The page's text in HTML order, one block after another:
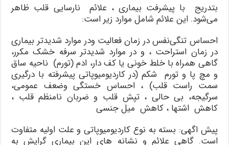
بتدریج با پیشرفت بیماری ، علائم نارسایی قلب ظاهر
می‌شود. این علائم شامل موارد زیر است:
احساس تنگی‌نفس در زمان فعالیت ودر موارد شدیدتر بیماری
در زمان استراحت ، و در موارد شدیدتر سرفه خشک مکرر،
گاهی همراه با خلط خونی یا کف دار، ادم (تورم) ناحیه ساق
و مچ پا و تورم شکم (در کاردیومیوپاتی پیشرفته با درگیری
سمت راست قلب) ، احساس خستگی وضعف عمومی،
سرگیجه، بی حالی ، تپش قلب و ضربان نامنظم قلب ،
کاهش اشتها ، کاهش میل جنسی
پیش اگهی: بسته به نوع کاردیومیوپاتی و علت اولیه متفاوت
است. گاهی علائم و نشانه های این بیماری گرایش به